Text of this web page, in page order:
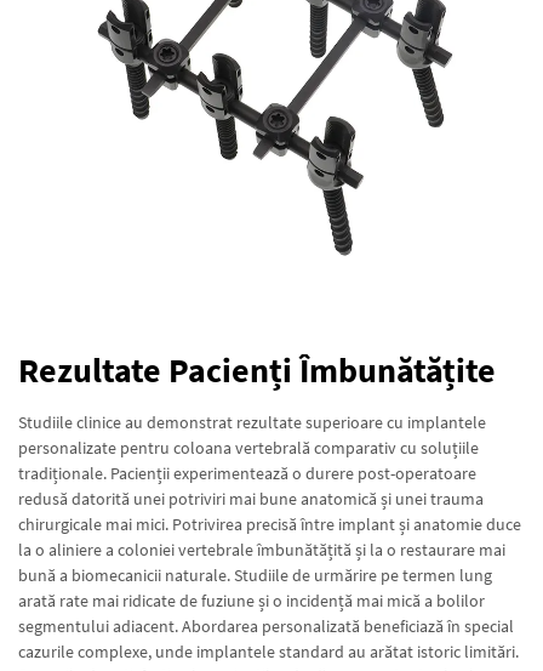
Rezultate Pacienți Îmbunătățite
Studiile clinice au demonstrat rezultate superioare cu implantele
personalizate pentru coloana vertebrală comparativ cu soluțiile
tradiționale. Pacienții experimentează o durere post-operatoare
redusă datorită unei potriviri mai bune anatomică și unei trauma
chirurgicale mai mici. Potrivirea precisă între implant și anatomie duce
la o aliniere a coloniei vertebrale îmbunătățită și la o restaurare mai
bună a biomecanicii naturale. Studiile de urmărire pe termen lung
arată rate mai ridicate de fuziune și o incidență mai mică a bolilor
segmentului adiacent. Abordarea personalizată beneficiază în special
cazurile complexe, unde implantele standard au arătat istoric limitări.